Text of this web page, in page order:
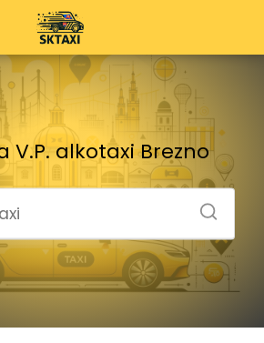
V.P. alkotaxi Brezno